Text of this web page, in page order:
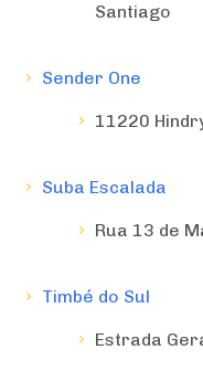
Santiago
Sender One
11220
Suba Escalada
Rua 13 de
Timbé do Sul
Estrada